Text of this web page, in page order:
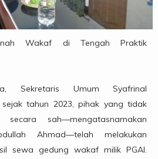
Wakaf di Tengah Praktik
Sekretaris Umum Syafrinal
tahun 2023, pihak yang tidak
secara sah—mengatasnamakan
Ahmad—telah melakukan
sewa gedung wakaf milik PGAI.